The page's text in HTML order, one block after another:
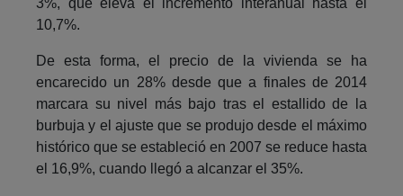
3%, que eleva el incremento interanual hasta el
10,7%.
De esta forma, el precio de la vivienda se ha
encarecido un 28% desde que a finales de 2014
marcara su nivel más bajo tras el estallido de la
burbuja y el ajuste que se produjo desde el máximo
histórico que se estableció en 2007 se reduce hasta
el 16,9%, cuando llegó a alcanzar el 35%.